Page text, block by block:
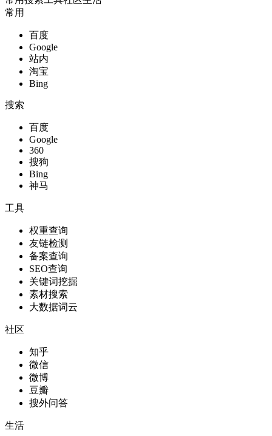
常用
百度
Google
站内
淘宝
Bing
搜索
百度
Google
360
搜狗
Bing
神马
工具
权重查询
友链检测
备案查询
SEO查询
关键词挖掘
素材搜索
大数据词云
社区
知乎
微信
微博
豆瓣
搜外问答
生活